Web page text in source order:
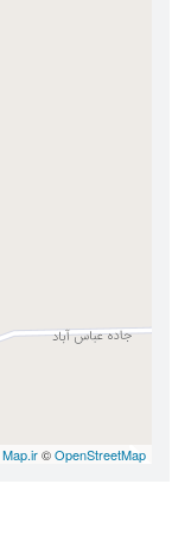
Map.ir©OpenStreetMap